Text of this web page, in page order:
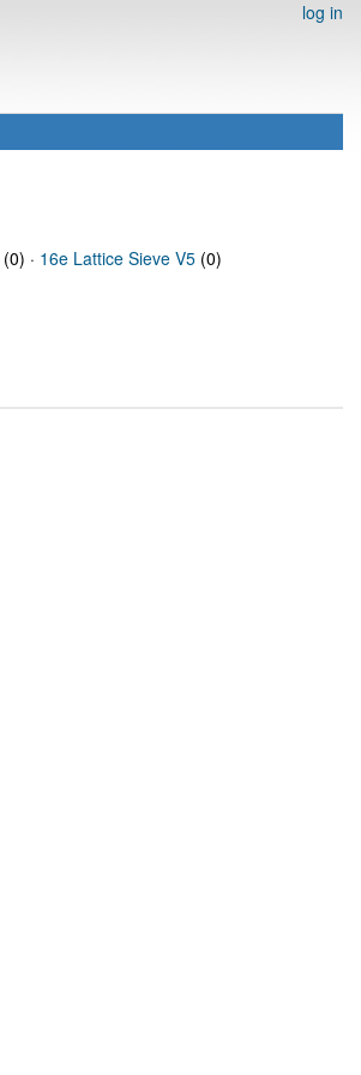
log in
(0) · 16e Lattice Sieve V5 (0)